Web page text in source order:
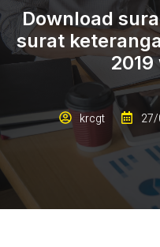
Download
surat
krcgt